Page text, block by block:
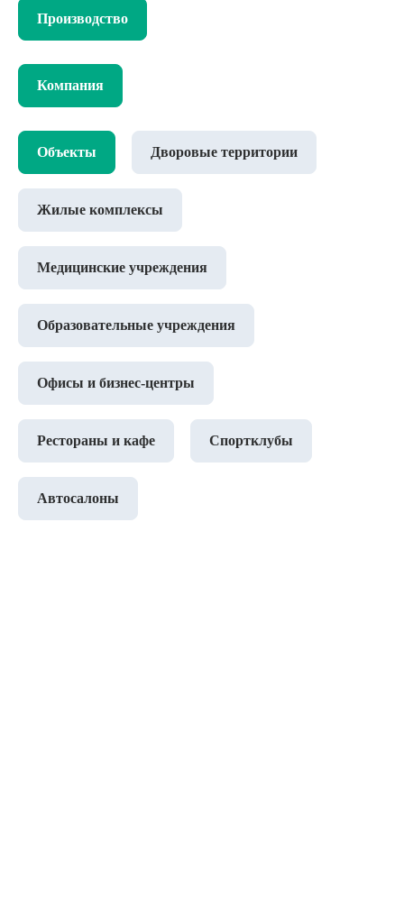
Производство
Компания
Объекты Дворовые территории
Жилые комплексы
Медицинские учреждения
Образовательные учреждения
Офисы и бизнес-центры
Рестораны и кафе Спортклубы
Автосалоны